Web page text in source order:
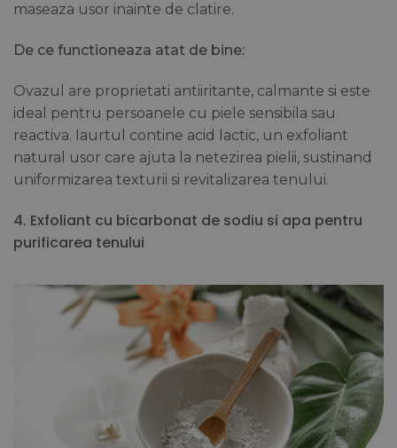
maseaza usor inainte de clatire.
De ce functioneaza atat de bine:
Ovazul are proprietati antiiritante, calmante si este
ideal pentru persoanele cu piele sensibila sau
reactiva. Iaurtul contine acid lactic, un exfoliant
natural usor care ajuta la netezirea pielii, sustinand
uniformizarea texturii si revitalizarea tenului.
4. Exfoliant cu bicarbonat de sodiu si apa pentru
purificarea tenului